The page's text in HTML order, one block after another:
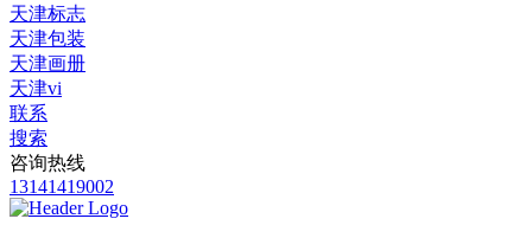
天津标志
天津包装
天津画册
天津vi
联系
搜索
咨询热线
13141419002